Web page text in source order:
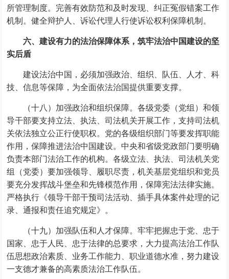
所管理制度。完善有效防范和及时发现、纠正冤假错案工作
机制。健全辩护人、诉讼代理人行使诉讼权利保障机制。
六、建设有力的法治保障体系，筑牢法治中国建设的坚
实后盾
建设法治中国，必须加强政治、组织、队伍、人才、科
技、信息等保障，为全面依法治国提供重要支撑。
（十八）加强政治和组织保障。各级党委（党组）和领
导干部要支持立法、执法、司法机关开展工作，支持司法机
关依法独立公正行使职权。党的各级组织部门等要发挥职能
作用，保障推进法治中国建设。中央和省级党政部门要明确
负责本部门法治工作的机构。各级立法、执法、司法机关党
组（党委）要加强领导、履职尽责，机关基层党组织和党员
要充分发挥战斗堡垒和先锋模范作用，保障宪法法律实施。
严格执行《领导干部干预司法活动、插手具体案件处理的记
录、通报和责任追究规定》。
（十九）加强队伍和人才保障。牢牢把握忠于党、忠于
国家、忠于人民、忠于法律的总要求，大力提高法治工作队
伍思想政治素质、业务工作能力、职业道德水准，努力建设
一支德才兼备的高素质法治工作队伍。